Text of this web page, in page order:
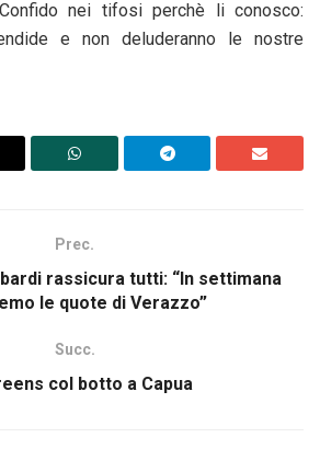
nei tifosi perchè li conosco:
e non deluderanno le nostre
Prec.
rassicura tutti: “In settimana
le quote di Verazzo”
Succ.
col botto a Capua